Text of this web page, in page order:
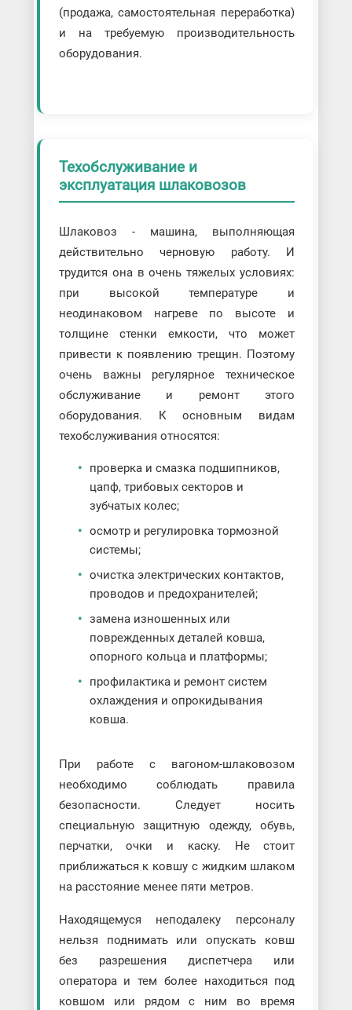
(продажа, самостоятельная переработка)
и на требуемую производительность
оборудования.
Техобслуживание и
эксплуатация шлаковозов
Шлаковоз - машина, выполняющая
действительно черновую работу. И
трудится она в очень тяжелых условиях:
при высокой температуре и
неодинаковом нагреве по высоте и
толщине стенки емкости, что может
привести к появлению трещин. Поэтому
очень важны регулярное техническое
обслуживание и ремонт этого
оборудования. К основным видам
техобслуживания относятся:
проверка и смазка подшипников,
цапф, трибовых секторов и
зубчатых колес;
осмотр и регулировка тормозной
системы;
очистка электрических контактов,
проводов и предохранителей;
замена изношенных или
поврежденных деталей ковша,
опорного кольца и платформы;
профилактика и ремонт систем
охлаждения и опрокидывания
ковша.
При работе с вагоном-шлаковозом
необходимо соблюдать правила
безопасности. Следует носить
специальную защитную одежду, обувь,
перчатки, очки и каску. Не стоит
приближаться к ковшу с жидким шлаком
на расстояние менее пяти метров.
Находящемуся неподалеку персоналу
нельзя поднимать или опускать ковш
без разрешения диспетчера или
оператора и тем более находиться под
ковшом или рядом с ним во время